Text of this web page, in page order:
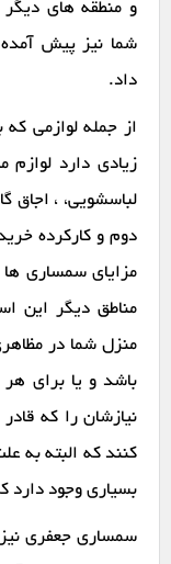
و منطقه های
شما نیز پیش
داد.
از جمله لوازمی
زیادی دارد لوازم
لباسشویی، ، اجاق
دوم و کارکرده
مزایای سمساری ها
مناطق دیگر این
منزل شما در
باشد و یا برای هر
نیازشان را که
کنند که البته به
بسیاری وجود دارد
سمساری جعفری نیز